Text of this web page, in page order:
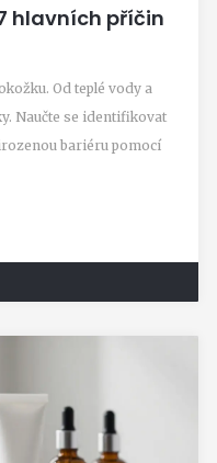
hlavních příčin
Od teplé vody a
Naučte se identifikovat
bariéru pomocí